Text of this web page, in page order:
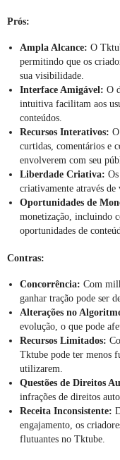
Prós:
Ampla Alcance: O
permitindo que os
sua visibilidade.
Interface Amigável: O
intuitiva facilitam aos
conteúdos.
Recursos Interativos:
curtidas, comentários e
envolverem com seu
Liberdade Criativa:
criativamente através
Oportunidades de
monetização, incluindo
oportunidades de
Contras:
Concorrência: Com
ganhar tração pode ser
Alterações no
evolução, o que pode
Recursos Limitados:
Tktube pode ter menos
utilizarem.
Questões de Direitos
infrações de direitos
Receita Inconsistente:
engajamento, os
flutuantes no Tktube.